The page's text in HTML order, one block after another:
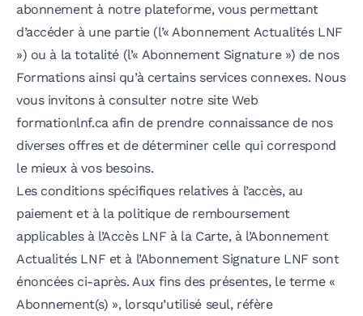
abonnement à notre plateforme, vous permettant
d’accéder à une partie (l’« Abonnement Actualités LNF
») ou à la totalité (l’« Abonnement Signature ») de nos
Formations ainsi qu’à certains services connexes. Nous
vous invitons à consulter notre site Web
formationlnf.ca afin de prendre connaissance de nos
diverses offres et de déterminer celle qui correspond
le mieux à vos besoins.
Les conditions spécifiques relatives à l’accès, au
paiement et à la politique de remboursement
applicables à l’Accès LNF à la Carte, à l’Abonnement
Actualités LNF et à l’Abonnement Signature LNF sont
énoncées ci-après. Aux fins des présentes, le terme «
Abonnement(s) », lorsqu’utilisé seul, réfère